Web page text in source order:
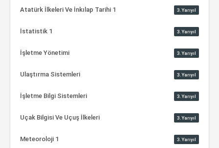
Atatürk İlkeleri Ve İnkılap Tarihi 1 3.Yarıyıl
İstatistik 1 3.Yarıyıl
İşletme Yönetimi 3.Yarıyıl
Ulaştırma Sistemleri 3.Yarıyıl
İşletme Bilgi Sistemleri 3.Yarıyıl
Uçak Bilgisi Ve Uçuş İlkeleri 3.Yarıyıl
Meteoroloji 1 3.Yarıyıl